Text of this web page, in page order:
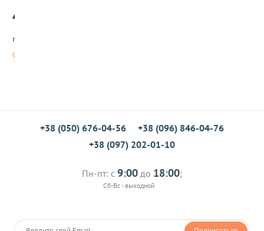
м
я
я
45
грн/шт
+38 (050) 676-04-56
+38 (096) 846-04-76
+38 (097) 202-01-10
Пн-пт: с 9:00 до 18:00;
Сб-Вс - выходной